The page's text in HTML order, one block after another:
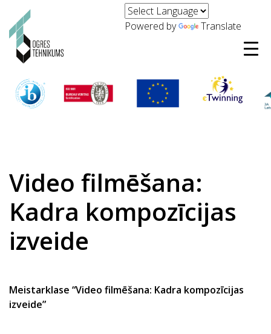
Powered by Translate
Video filmēšana:
Kadra kompozīcijas
izveide
Meistarklase “Video filmēšana: Kadra kompozīcijas
izveide”